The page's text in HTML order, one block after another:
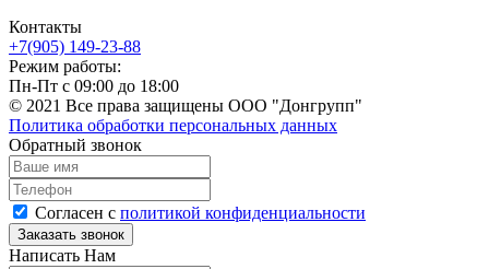
Контакты
+7(905) 149-23-88
Режим работы:
Пн-Пт с 09:00 до 18:00
© 2021 Все права защищены ООО "Донгрупп"
Политика обработки персональных данных
Обратный звонок
Согласен с политикой конфиденциальности
Написать Нам